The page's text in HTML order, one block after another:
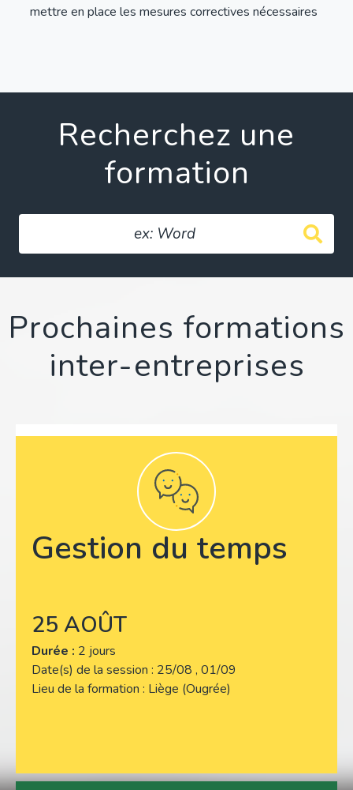
mettre en place les mesures correctives nécessaires
Recherchez une
formation
Prochaines formations
inter-entreprises
Gestion du temps
25 AOÛT
Durée : 2 jours
Date(s) de la session 25/08 , 01/09
Lieu de la formation Liège (Ougrée)